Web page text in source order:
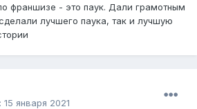
франшизе - это паук. Дали грамотным
лучшего паука, так и лучшую
15 января 2021